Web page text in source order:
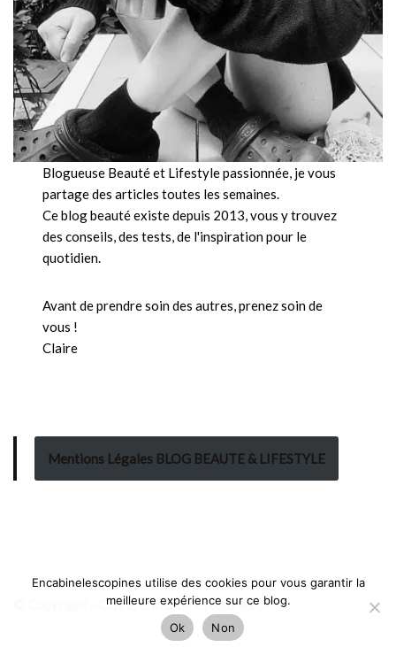
Blogueuse Beauté et Lifestyle passionnée, je vous
partage des articles toutes les semaines.
Ce blog beauté existe depuis 2013, vous y trouvez
des conseils, des tests, de l'inspiration pour le
quotidien.
Avant de prendre soin des autres, prenez soin de
vous !
Claire
Mentions Légales BLOG BEAUTE & LIFESTYLE
© Copyright - Claire, Encabinelescopines
| Propulsé parWordPress
Encabinelescopines utilise des cookies pour vous garantir la
meilleure expérience sur ce blog.
Ok
Non